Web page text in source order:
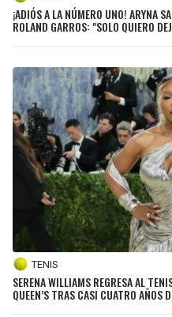
¡ADIÓS A LA NÚMERO UNO! ARYNA
ROLAND GARROS: "SOLO QUIERO
TENIS
SERENA WILLIAMS REGRESA AL
QUEEN’S TRAS CASI CUATRO AÑOS